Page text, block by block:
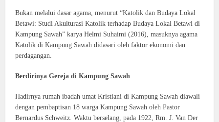
Bukan melalui dasar agama, menurut “Katolik dan Budaya Lokal
Betawi: Studi Akulturasi Katolik terhadap Budaya Lokal Betawi di
Kampung Sawah” karya Helmi Suhaimi (2016), masuknya agama
Katolik di Kampung Sawah didasari oleh faktor ekonomi dan
perdagangan.
Berdirinya Gereja di Kampung Sawah
Hadirnya rumah ibadah umat Kristiani di Kampung Sawah diawali
dengan pembaptisan 18 warga Kampung Sawah oleh Pastor
Bernardus Schweitz. Waktu berselang, pada 1922, Rm. J. Van Der